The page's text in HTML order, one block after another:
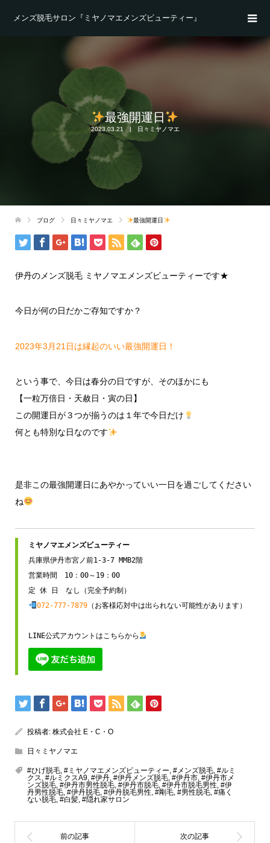
メンズ脱毛サロン『ミヤノマエメンズビューティー』
最強開運日
2023.03.21 日々ミヤノマエ
ブログ 日々ミヤノマエ 最強開運日
伊丹のメンズ脱毛 ミヤノマエメンズビューティーです★
今日が何の日だかご存知ですか？
2023年3月21日は縁起のいい最強開運日！
という事で、今日は春分の日ですが、そのほかにも
【一粒万倍日・天赦日・寅の日】
この開運日が３つが揃うのは１年で今日だけ
何とも特別な日なのです
是非この最強開運日にあやかっていい一日を過ごしてください
ね
ミヤノマエメンズビューティー
兵庫県伊丹市宮ノ前1-3-7 MMB2階
営業時間　10：00～19：00
072-777-7879（お客様応対中は出られない可能性があります）
LINE公式アカウントはこちらから
投稿者: 株式会社 E・C・O
日々ミヤノマエ
#ひげ脱毛, #ミヤノマエメンズビューティー, #メンズ脱毛, #ルミ
クス, #ルミクスA9, #伊丹, #伊丹メンズ脱毛, #伊丹市, #伊丹市メ
ンズ脱毛, #伊丹市男性脱毛, #伊丹市脱毛, #伊丹市脱毛男性, #伊
丹男性脱毛, #伊丹脱毛, #伊丹脱毛男性, #剛毛, #男性脱毛, #痛く
ない脱毛, #白髪, #隠れ家サロン